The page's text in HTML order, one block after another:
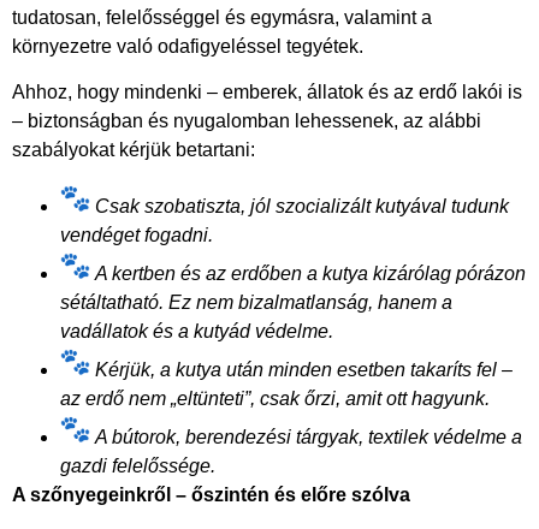
tudatosan, felelősséggel és egymásra, valamint a
környezetre való odafigyeléssel tegyétek.
Ahhoz, hogy mindenki – emberek, állatok és az erdő lakói is
– biztonságban és nyugalomban lehessenek, az alábbi
szabályokat kérjük betartani:
Csak szobatiszta, jól szocializált kutyával tudunk
vendéget fogadni.
A kertben és az erdőben a kutya kizárólag pórázon
sétáltatható. Ez nem bizalmatlanság, hanem a
vadállatok és a kutyád védelme.
Kérjük, a kutya után minden esetben takaríts fel –
az erdő nem „eltünteti”, csak őrzi, amit ott hagyunk.
A bútorok, berendezési tárgyak, textilek védelme a
gazdi felelőssége.
A szőnyegeinkről – őszintén és előre szólva